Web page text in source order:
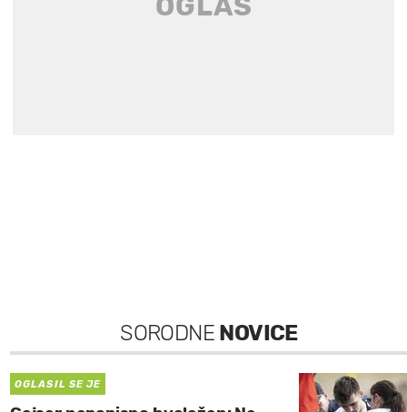
SORODNE NOVICE
OGLASIL SE JE